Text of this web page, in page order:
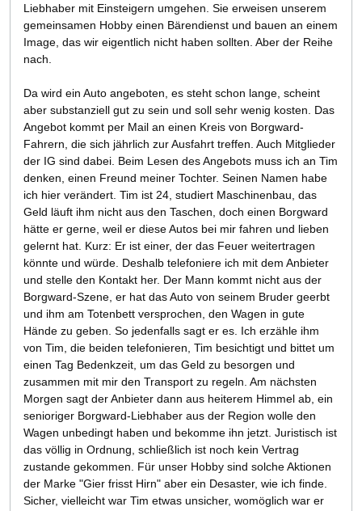
Liebhaber mit Einsteigern umgehen. Sie erweisen unserem
gemeinsamen Hobby einen Bärendienst und bauen an einem
Image, das wir eigentlich nicht haben sollten. Aber der Reihe
nach.
Da wird ein Auto angeboten, es steht schon lange, scheint
aber substanziell gut zu sein und soll sehr wenig kosten. Das
Angebot kommt per Mail an einen Kreis von Borgward-
Fahrern, die sich jährlich zur Ausfahrt treffen. Auch Mitglieder
der IG sind dabei. Beim Lesen des Angebots muss ich an Tim
denken, einen Freund meiner Tochter. Seinen Namen habe
ich hier verändert. Tim ist 24, studiert Maschinenbau, das
Geld läuft ihm nicht aus den Taschen, doch einen Borgward
hätte er gerne, weil er diese Autos bei mir fahren und lieben
gelernt hat. Kurz: Er ist einer, der das Feuer weitertragen
könnte und würde. Deshalb telefoniere ich mit dem Anbieter
und stelle den Kontakt her. Der Mann kommt nicht aus der
Borgward-Szene, er hat das Auto von seinem Bruder geerbt
und ihm am Totenbett versprochen, den Wagen in gute
Hände zu geben. So jedenfalls sagt er es. Ich erzähle ihm
von Tim, die beiden telefonieren, Tim besichtigt und bittet um
einen Tag Bedenkzeit, um das Geld zu besorgen und
zusammen mit mir den Transport zu regeln. Am nächsten
Morgen sagt der Anbieter dann aus heiterem Himmel ab, ein
senioriger Borgward-Liebhaber aus der Region wolle den
Wagen unbedingt haben und bekomme ihn jetzt. Juristisch ist
das völlig in Ordnung, schließlich ist noch kein Vertrag
zustande gekommen. Für unser Hobby sind solche Aktionen
der Marke "Gier frisst Hirn" aber ein Desaster, wie ich finde.
Sicher, vielleicht war Tim etwas unsicher, womöglich war er